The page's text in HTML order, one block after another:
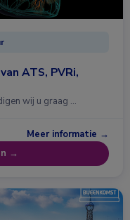
ATS, PVRi,
wij u graag …
Meer informatie →
→